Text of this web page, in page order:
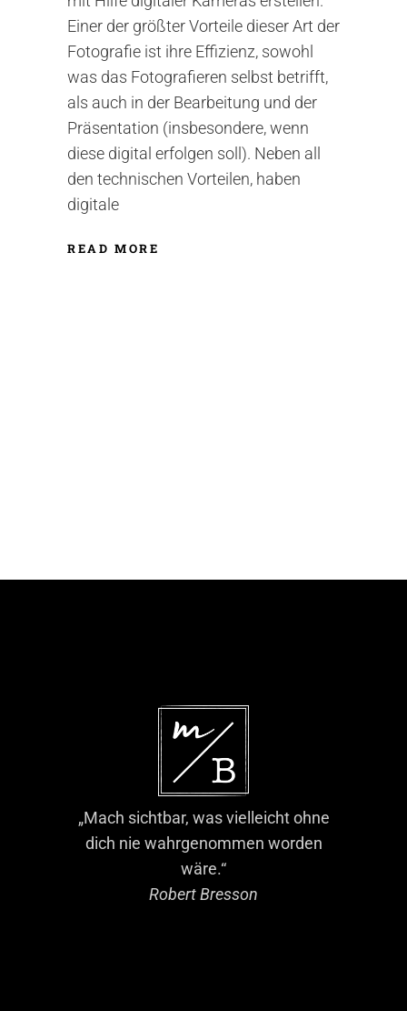
Einer der größter Vorteile dieser Art der
Fotografie ist ihre Effizienz, sowohl
was das Fotografieren selbst betrifft,
als auch in der Bearbeitung und der
Präsentation (insbesondere, wenn
diese digital erfolgen soll). Neben all
den technischen Vorteilen, haben
digitale
READ MORE
„Mach sichtbar, was vielleicht ohne
dich nie wahrgenommen worden
wäre.“
Robert Bresson